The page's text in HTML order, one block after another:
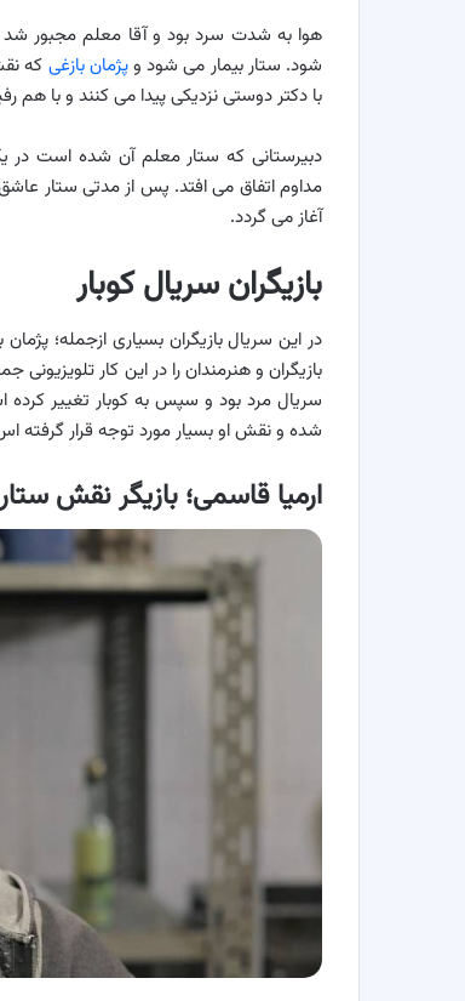
هوا به شدت سرد بود و آقا معلم مجبور شد
شود. ستار بیمار می شود وپژمان بازغی که
با دکتر دوستی نزدیکی پیدا می کنند و با هم
دبیرستانی که ستار معلم آن شده است در
مداوم اتفاق می افتد. پس از مدتی ستار
آغاز می گردد.
بازیگران سریال کوبار
در این سریال بازیگران بسیاری ازجمله؛
بازیگران و هنرمندان را در این کار
سریال مرد بود و سپس به کوبار تغییر
شده و نقش او بسیار مورد توجه قرار گرفته
ارمیا قاسمی؛ بازیگر نقش